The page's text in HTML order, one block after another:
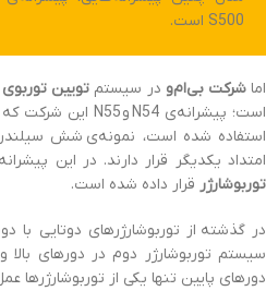
S500 است.
اماشرکت بی‌ام‌و در سیستم تویین توربوی
استفاده شده است، نمونه‌ی شش
امتداد یکدیگر قرار دارند. در این
توربوشارژر قرار داده شده است.
در گذشته از توربوشارژرهای دوتایی با
سیستم توربوشارژر دوم در دورهای بالا
دورهای پایین تنها یکی از توربوشارژرها